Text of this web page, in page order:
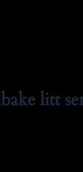
litt